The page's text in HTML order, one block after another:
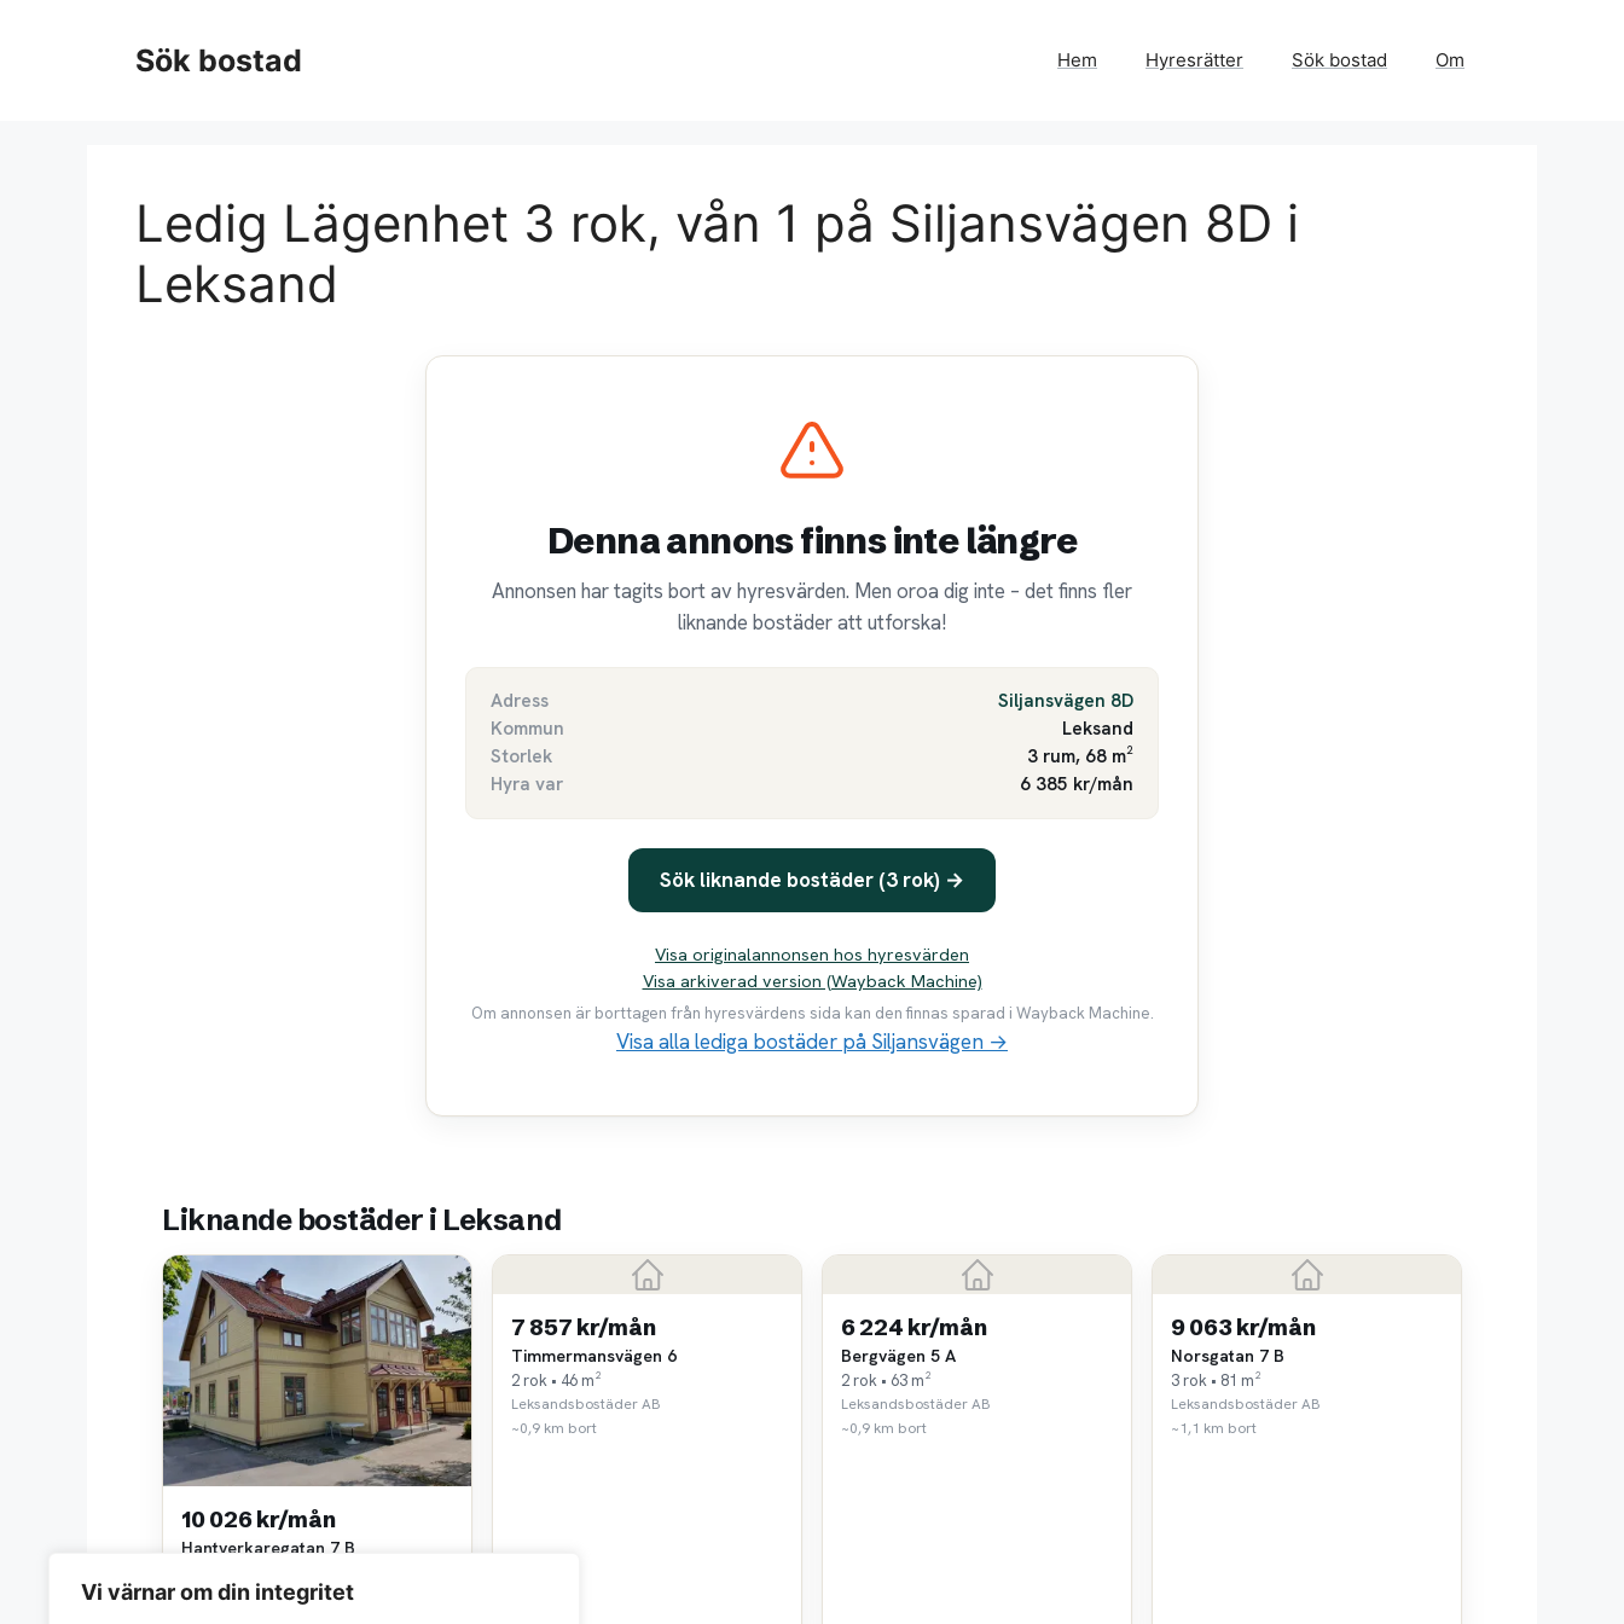
Vi värnar om din integritet
Sök bostad Hem Hyresrätter Sök bostad Om
Ledig Lägenhet 3 rok, vån 1 på Siljansvägen 8D i
Leksand
Denna annons finns inte längre
Annonsen har tagits bort av hyresvärden. Men oroa dig inte – det finns fler
liknande bostäder att utforska!
Adress
Siljansvägen 8D
Kommun
Leksand
Storlek
3 rum, 68 m²
Hyra var
6 385 kr/mån
Sök liknande bostäder (3 rok) →
Visa originalannonsen hos hyresvärden
Visa arkiverad version (Wayback Machine)
Om annonsen är borttagen från hyresvärdens sida kan den finnas sparad i Wayback Machine.
Visa alla lediga bostäder på Siljansvägen →
Liknande bostäder i Leksand
10 026 kr/mån
Hantverkaregatan 7 B
Nils Skoglund AB
7 857 kr/mån
Timmermansvägen 6
2 rok • 46 m²
Leksandsbostäder AB
~0,9 km bort
6 224 kr/mån
Bergvägen 5 A
2 rok • 63 m²
Leksandsbostäder AB
~0,9 km bort
9 063 kr/mån
Norsgatan 7 B
3 rok • 81 m²
Leksandsbostäder AB
~1,1 km bort